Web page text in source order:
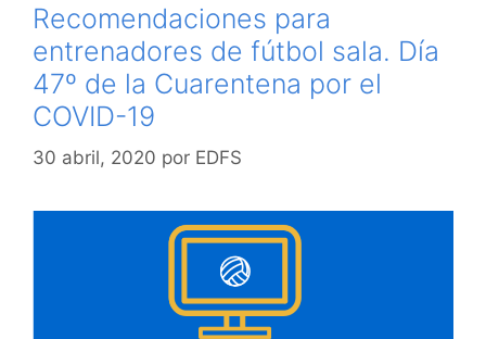
Recomendaciones para
entrenadores de fútbol sala. Día
47º de la Cuarentena por el
COVID-19
30 abril, 2020 por EDFS